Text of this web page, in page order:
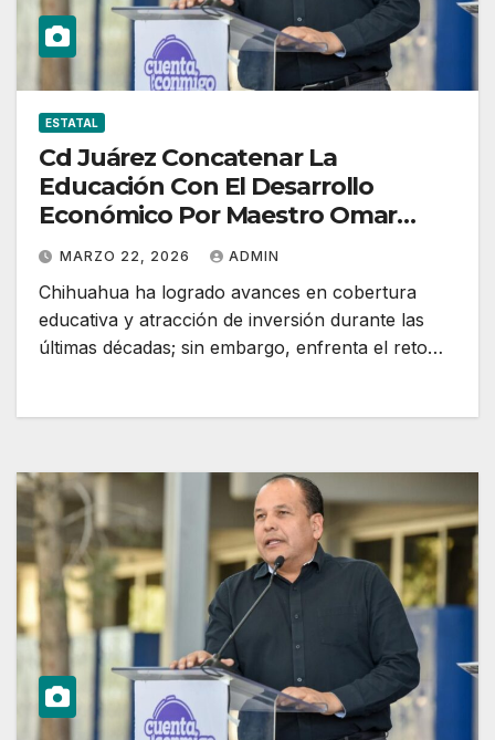
ESTATAL
Cd Juárez Concatenar La
Educación Con El Desarrollo
Económico Por Maestro Omar
Bazán
MARZO 22, 2026 ADMIN
Chihuahua ha logrado avances en cobertura
educativa y atracción de inversión durante las
últimas décadas; sin embargo, enfrenta el reto…